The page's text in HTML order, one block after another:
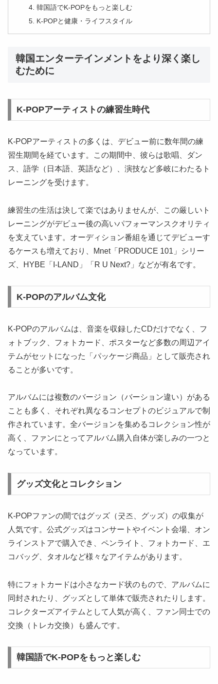
韓国語でK-POPをもっと楽しむ
K-POPと健康・ライフスタイル
韓国エンターテインメントをより深く楽し
むために
K-POPアーティストの練習生時代
K-POPアーティストの多くは、デビュー前に数年間の練
習生期間を経ています。この期間中、彼らは歌唱、ダン
ス、語学（日本語、英語など）、演技など多岐にわたるト
レーニングを受けます。
練習生の生活は決して楽ではありませんが、この厳しいト
レーニングがデビュー後の高いパフォーマンスクオリティ
を支えています。オーディション番組を通じてデビューす
るケースも増えており、Mnet「PRODUCE 101」シリー
ズ、HYBE「I-LAND」「R U Next?」などが有名です。
K-POPのアルバム文化
K-POPのアルバムは、音楽を収録したCDだけでなく、フ
ォトブック、フォトカード、ポスターなど多数の周辺アイ
テムがセットになった「パッケージ商品」として販売され
ることが多いです。
アルバムには複数のバージョン（バーション違い）がある
ことも多く、それぞれ異なるコンセプトのビジュアルで制
作されています。全バージョンを集めるコレクション性が
高く、ファンにとってアルバム購入自体が楽しみの一つと
なっています。
グッズ文化とコレクション
K-POPファンの間ではグッズ（굿즈、グッズ）の収集が
人気です。公式グッズはコンサートやイベント会場、オン
ラインストアで購入でき、ペンライト、フォトカード、エ
コバッグ、タオルなど様々なアイテムがあります。
特にフォトカードは小さなカード状のもので、アルバムに
同封されたり、グッズとして単体で販売されたりします。
コレクターズアイテムとして人気が高く、ファン同士での
交換（トレカ交換）も盛んです。
韓国語でK-POPをもっと楽しむ